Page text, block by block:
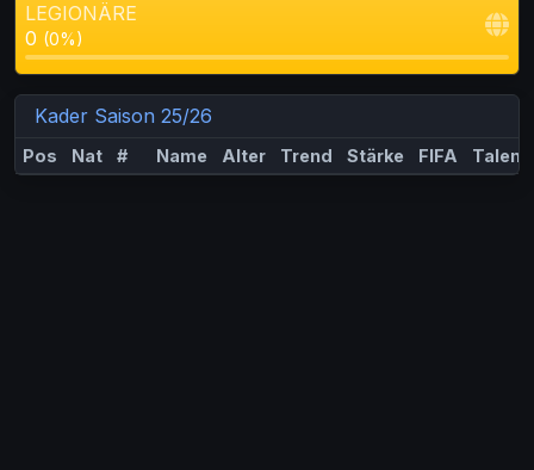
LEGIONÄRE
0 (0%)
Kader Saison 25/26
Pos Nat # Name Alter Trend Stärke FIFA Talent